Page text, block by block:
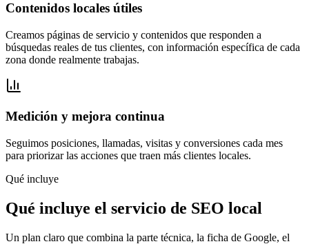
Contenidos locales útiles
Creamos páginas de servicio y contenidos que responden a
búsquedas reales de tus clientes, con información específica de cada
zona donde realmente trabajas.
Medición y mejora continua
Seguimos posiciones, llamadas, visitas y conversiones cada mes
para priorizar las acciones que traen más clientes locales.
Qué incluye
Qué incluye el servicio de SEO local
Un plan claro que combina la parte técnica, la ficha de Google, el